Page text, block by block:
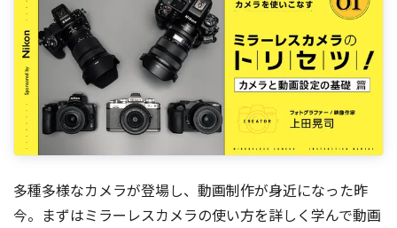
多種多様なカメラが登場し、動画制作が身近になった昨
今。まずはミラーレスカメラの使い方を詳しく学んで動画